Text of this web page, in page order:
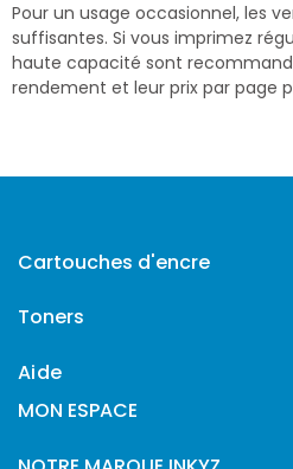
Pour un usage occasionnel, les
suffisantes. Si vous imprimez
haute capacité sont
rendement et leur prix par page
Cartouches d'encre
Toners
Aide
MON ESPACE